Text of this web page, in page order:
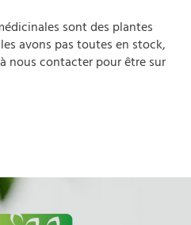
sont des plantes
avons pas toutes en stock,
nous contacter pour être sur